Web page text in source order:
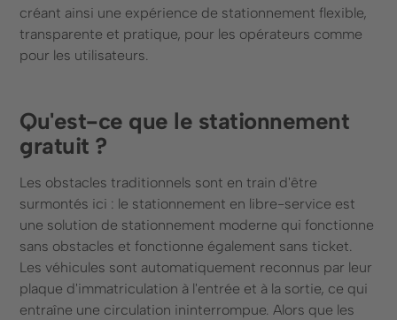
créant ainsi une expérience de stationnement flexible,
transparente et pratique, pour les opérateurs comme
pour les utilisateurs.
Qu'est-ce que le stationnement
gratuit ?
Les obstacles traditionnels sont en train d'être
surmontés ici : le stationnement en libre-service est
une solution de stationnement moderne qui fonctionne
sans obstacles et fonctionne également sans ticket.
Les véhicules sont automatiquement reconnus par leur
plaque d'immatriculation à l'entrée et à la sortie, ce qui
entraîne une circulation ininterrompue. Alors que les